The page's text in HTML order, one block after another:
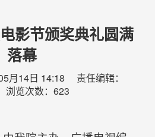
影节颁奖典礼圆满
落幕
月14日 14:18 责任编辑：
览次数： 623